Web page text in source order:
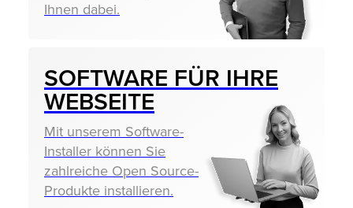
Ihnen dabei.
SOFTWARE FÜR IHRE
WEBSEITE
Mit unserem Software-
Installer können Sie
zahlreiche Open Source-
Produkte installieren.